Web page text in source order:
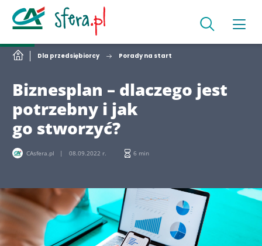
Dla przedsiębiorcy Porady na start
Biznesplan – dlaczego jest
potrzebny i jak
go stworzyć?
CAsfera.pl 08.09.2022 r. 6 min